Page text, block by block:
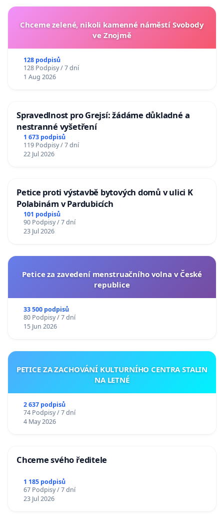
Chceme zelené, nikoli kamenné náměstí Svobody
ve Znojmě
128 podpisů
128 Podpisy / 7 dní
1 Aug 2026
Spravedlnost pro Grejsí: žádáme důkladné a
nestranné vyšetření
1 673 podpisů
119 Podpisy / 7 dní
22 Jul 2026
Petice proti výstavbě bytových domů v ulici K
Polabinám v Pardubicích
101 podpisů
90 Podpisy / 7 dní
23 Jul 2026
Petice za zavedení menstruačního volna v České
republice
33 500 podpisů
80 Podpisy / 7 dní
15 Jun 2026
PETICE ZA ZACHOVÁNÍ KULTURNÍHO CENTRA STALIN
NA LETNÉ
2 637 podpisů
74 Podpisy / 7 dní
4 May 2026
Chceme svého ředitele
1 185 podpisů
67 Podpisy / 7 dní
23 Jul 2026